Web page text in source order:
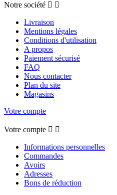
Notre société  
Livraison
Mentions légales
Conditions d'utilisation
A propos
Paiement sécurisé
FAQ
Nous contacter
Plan du site
Magasins
Votre compte
Votre compte  
Informations personnelles
Commandes
Avoirs
Adresses
Bons de réduction